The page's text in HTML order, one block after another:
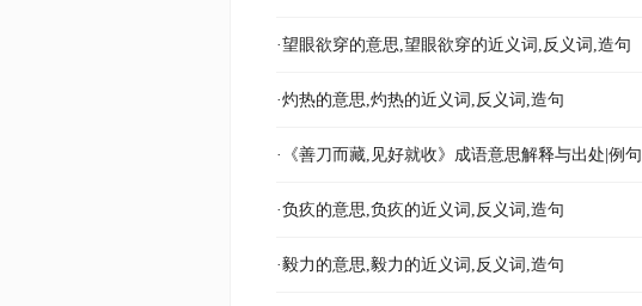
·望眼欲穿的意思,望眼欲穿的近义词,反义词,造句
·灼热的意思,灼热的近义词,反义词,造句
·《善刀而藏,见好就收》成语意思解释与出处|例句
·负疚的意思,负疚的近义词,反义词,造句
·毅力的意思,毅力的近义词,反义词,造句